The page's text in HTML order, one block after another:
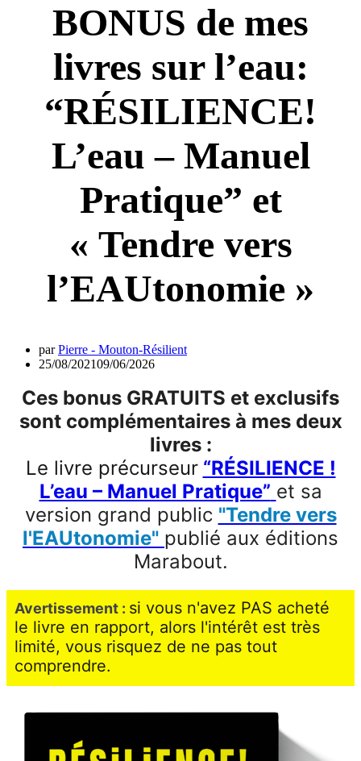
BONUS de mes
livres sur l’eau:
“RÉSILIENCE!
L’eau – Manuel
Pratique” et
« Tendre vers
l’EAUtonomie »
parPierre - Mouton-Résilient
25/08/202109/06/2026
Ces bonus GRATUITS et exclusifs
sont complémentaires à mes deux
livres :
Le livre précurseur “RÉSILIENCE !
L’eau – Manuel Pratique” et sa
version grand public "Tendre vers
l'EAUtonomie" publié aux éditions
Marabout.
Avertissement : si vous n'avez PAS acheté
le livre en rapport, alors l'intérêt est très
limité, vous risquez de ne pas tout
comprendre.